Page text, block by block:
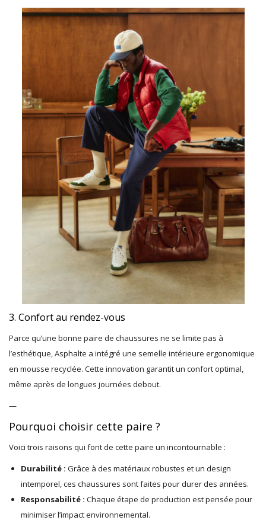
3. Confort au rendez-vous
Parce qu’une bonne paire de chaussures ne se limite pas à
l’esthétique, Asphalte a intégré une semelle intérieure ergonomique
en mousse recyclée. Cette innovation garantit un confort optimal,
même après de longues journées debout.
—
Pourquoi choisir cette paire ?
Voici trois raisons qui font de cette paire un incontournable :
Durabilité : Grâce à des matériaux robustes et un design
intemporel, ces chaussures sont faites pour durer des années.
Responsabilité : Chaque étape de production est pensée pour
minimiser l’impact environnemental.